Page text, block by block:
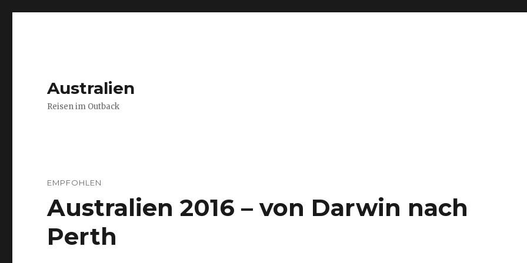
Australien
Reisen im Outback
EMPFOHLEN
Australien 2016 – von Darwin nach
Perth